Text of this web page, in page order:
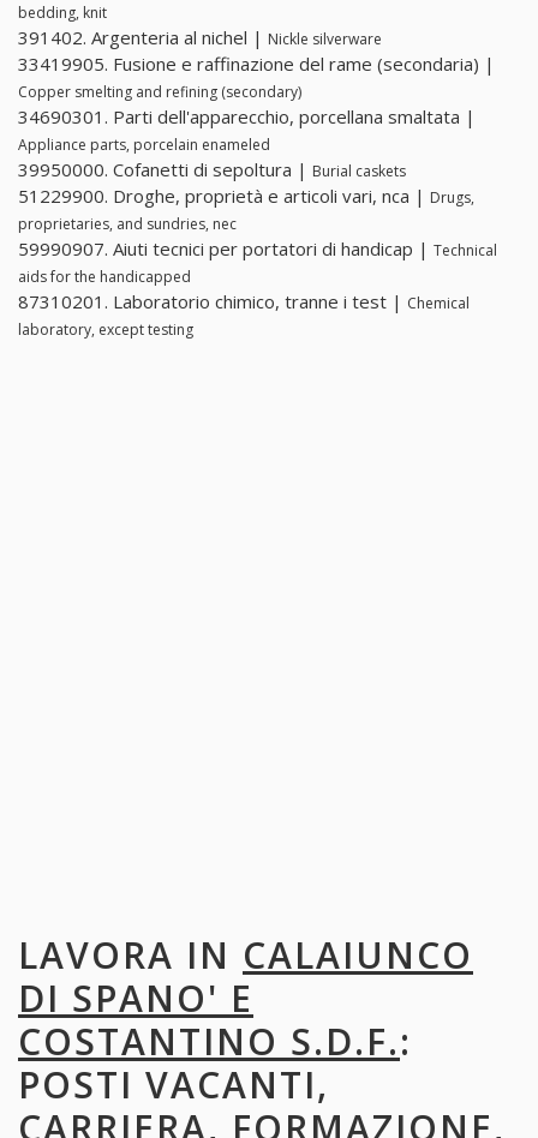
bedding, knit
391402. Argenteria al nichel | Nickle silverware
33419905. Fusione e raffinazione del rame (secondaria) |
Copper smelting and refining (secondary)
34690301. Parti dell'apparecchio, porcellana smaltata |
Appliance parts, porcelain enameled
39950000. Cofanetti di sepoltura | Burial caskets
51229900. Droghe, proprietà e articoli vari, nca | Drugs,
proprietaries, and sundries, nec
59990907. Aiuti tecnici per portatori di handicap | Technical
aids for the handicapped
87310201. Laboratorio chimico, tranne i test | Chemical
laboratory, except testing
LAVORA IN CALAIUNCO
DI SPANO' E
COSTANTINO S.D.F.:
POSTI VACANTI,
CARRIERA, FORMAZIONE,